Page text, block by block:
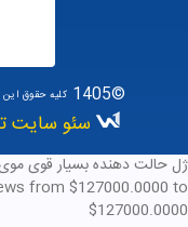
©1405 کلیه حقوق
سئو سایت
ژل حالت دهنده بسیار قوی موی
from $127000.0000 to
$127000.0000